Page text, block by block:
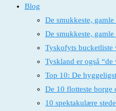
Blog
De smukkeste, gamle
De smukkeste, gamle
Tyskofyts bucketliste
Tyskland er også “de
Top 10: De
De 10 flotteste borge
10 spektakulære